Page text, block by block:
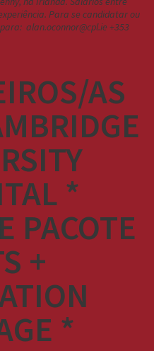
Para se candidatar ou
alan.oconnor@cpl.ie +353
AS
*
PACOTE
+
*